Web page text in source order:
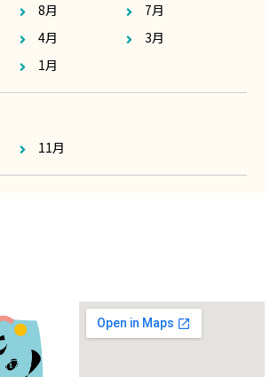
8月
7月
4月
3月
1月
11月